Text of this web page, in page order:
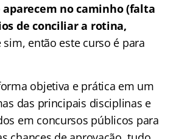
no caminho (falta
de conciliar a rotina,
sim, então este curso é para
objetiva e prática em um
das principais disciplinas e
em concursos públicos para